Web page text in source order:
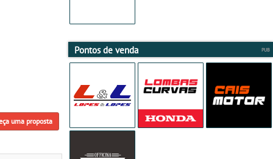
uma proposta
Pontos de venda